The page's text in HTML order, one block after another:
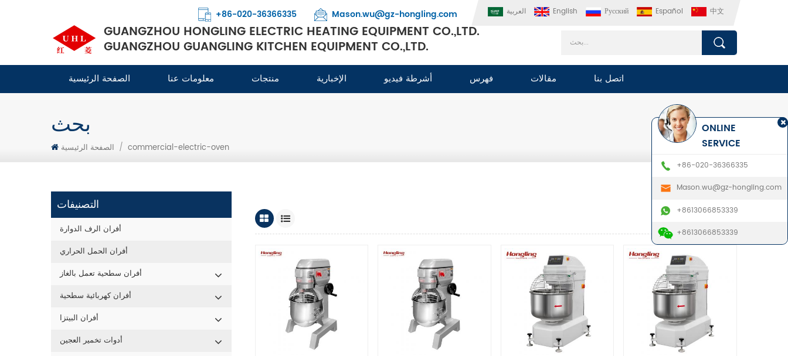
العربية English Русский Español 中文
+86-020-36366335 Mason.wu@gz-hongling.com
GUANGZHOU HONGLING ELECTRIC HEATING EQUIPMENT CO.,LTD.
GUANGZHOU GUANGLING KITCHEN EQUIPMENT CO.,LTD.
الصفحة الرئيسية معلومات عنا منتجات الإخبارية أشرطة فيديو فهرس مقالات اتصل بنا
بحث
الصفحة الرئيسية / commercial-electric-oven
التصنيفات
أفران الرف الدوارة
أفران الحمل الحراري
أفران سطحية تعمل بالغاز
أفران كهربائية سطحية
أفران البيتزا
أدوات تخمير العجين
ONLINE
SERVICE
+86-020-36366335
Mason.wu@gz-hongling.com
+8613066853339
+8613066853339